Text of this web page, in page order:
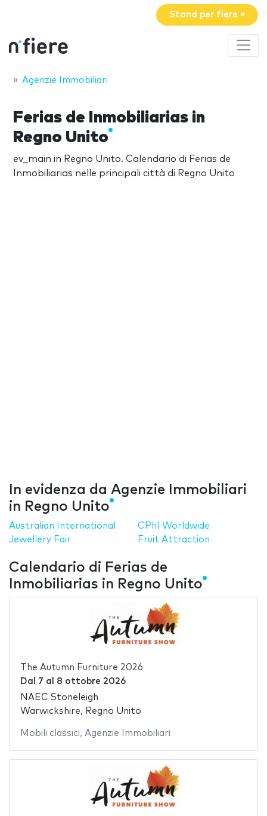
Stand per fiere »
Agenzie Immobiliari
Ferias de Inmobiliarias in
Regno Unito
ev_main in Regno Unito. Calendario di Ferias de
Inmobiliarias nelle principali città di Regno Unito
In evidenza da Agenzie Immobiliari
in Regno Unito
Australian International
Jewellery Fair
CPhI Worldwide
Fruit Attraction
Calendario di Ferias de
Inmobiliarias in Regno Unito
The Autumn Furniture 2026
Dal 7 al 8 ottobre 2026
NAEC Stoneleigh
Warwickshire, Regno Unito
Mobili classici, Agenzie Immobiliari